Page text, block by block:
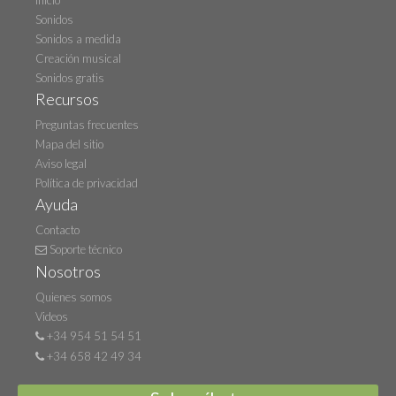
Sonidos
Sonidos a medida
Creación musical
Sonidos gratis
Recursos
Preguntas frecuentes
Mapa del sitio
Aviso legal
Política de privacidad
Ayuda
Contacto
Soporte técnico
Nosotros
Quienes somos
Videos
+34 954 51 54 51
+34 658 42 49 34